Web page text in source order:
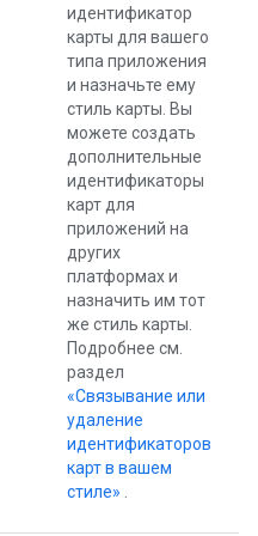
идентификатор
карты для вашего
типа приложения
и назначьте ему
стиль карты. Вы
можете создать
дополнительные
идентификаторы
карт для
приложений на
других
платформах и
назначить им тот
же стиль карты.
Подробнее см.
раздел
«Связывание или
удаление
идентификаторов
карт в вашем
стиле»